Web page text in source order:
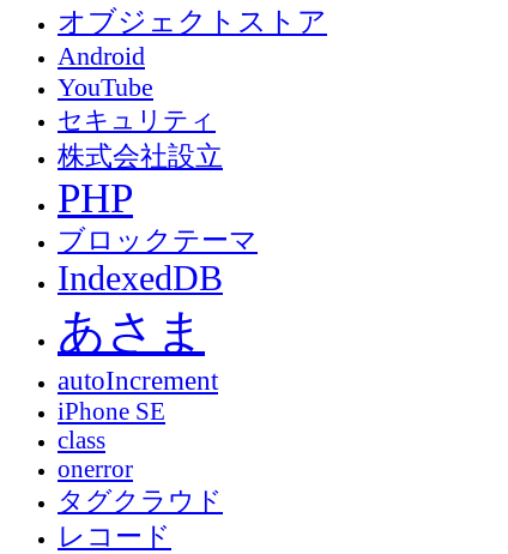
オブジェクトストア
Android
YouTube
セキュリティ
株式会社設立
PHP
ブロックテーマ
IndexedDB
あさま
autoIncrement
iPhone SE
class
onerror
タグクラウド
レコード